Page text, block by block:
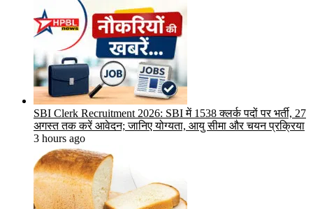
SBI Clerk Recruitment 2026: SBI में 1538 क्लर्क पदों पर भर्ती, 27
अगस्त तक करें आवेदन; जानिए योग्यता, आयु सीमा और चयन प्रक्रिया
3 hours ago